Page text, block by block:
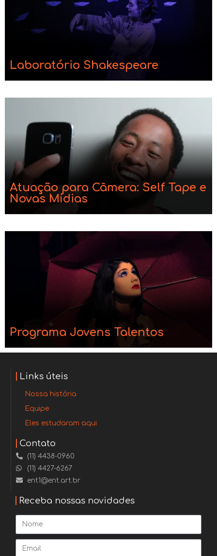
Laboratório Shakespeare
Atuação para Câmera: Self Tape e
Novas Mídias
Programa Jovens Talentos
Links úteis
Nossa história
Equipe
Eles estudaram aqui
Contato
(11) 4438-0960
(11) 4427-6267
ent1@ent.art.br
Receba nossas novidades